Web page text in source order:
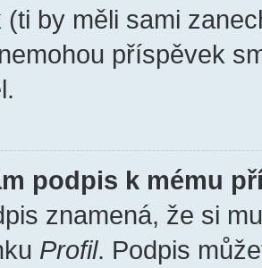
(ti by měli sami
příspěvek
podpis k mému
znamená, že si
Profil. Podpis